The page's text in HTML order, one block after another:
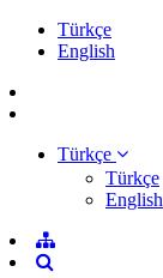
Türkçe
English
Türkçe
Türkçe
English